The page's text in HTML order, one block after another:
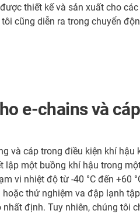
thiết kế và sản xuất cho
cũng diễn ra trong chuyển
e-chains và
và cáp trong điều kiện khí hậu
lập một buồng khí hậu trong
vi nhiệt độ từ -40 °C đến +60
thử nghiệm va đập lạnh
định. Tuy nhiên, chúng tôi